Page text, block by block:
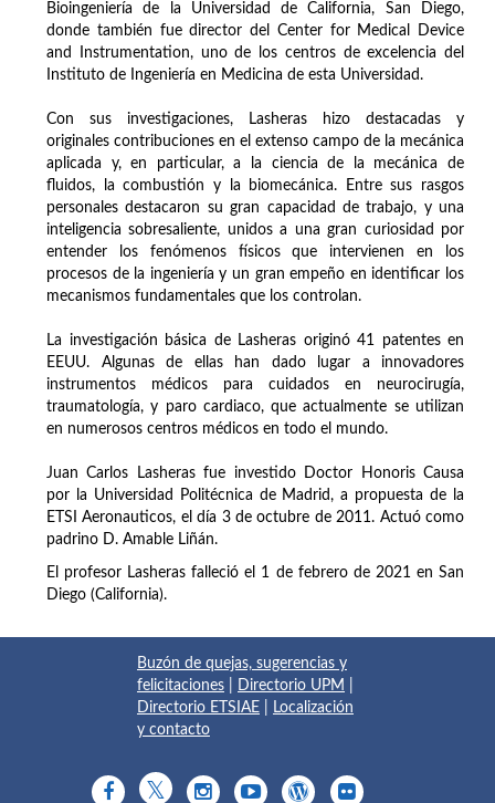
Bioingeniería de la Universidad de California, San Diego,
donde también fue director del Center for Medical Device
and Instrumentation, uno de los centros de excelencia del
Instituto de Ingeniería en Medicina de esta Universidad.
Con sus investigaciones, Lasheras hizo destacadas y
originales contribuciones en el extenso campo de la mecánica
aplicada y, en particular, a la ciencia de la mecánica de
fluidos, la combustión y la biomecánica. Entre sus rasgos
personales destacaron su gran capacidad de trabajo, y una
inteligencia sobresaliente, unidos a una gran curiosidad por
entender los fenómenos físicos que intervienen en los
procesos de la ingeniería y un gran empeño en identificar los
mecanismos fundamentales que los controlan.
La investigación básica de Lasheras originó 41 patentes en
EEUU. Algunas de ellas han dado lugar a innovadores
instrumentos médicos para cuidados en neurocirugía,
traumatología, y paro cardiaco, que actualmente se utilizan
en numerosos centros médicos en todo el mundo.
Juan Carlos Lasheras fue investido Doctor Honoris Causa
por la Universidad Politécnica de Madrid, a propuesta de la
ETSI Aeronauticos, el día 3 de octubre de 2011. Actuó como
padrino D. Amable Liñán.
El profesor Lasheras falleció el 1 de febrero de 2021 en San
Diego (California).
Buzón de quejas, sugerencias y
felicitaciones
Directorio UPM
Directorio ETSIAE
Localización
y contacto